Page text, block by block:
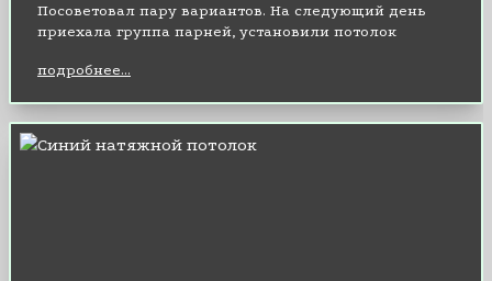
Посоветовал пару вариантов. На следующий день
приехала группа парней, установили потолок
было. Результатом очень довольна.
подробнее...